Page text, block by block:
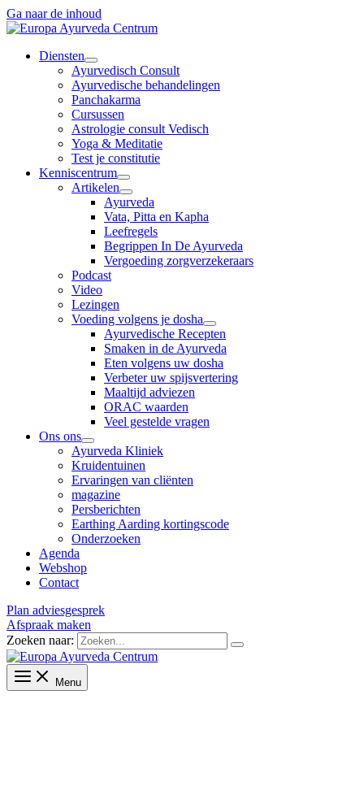
Ga naar de inhoud
Diensten
Ayurvedisch Consult
Ayurvedische behandelingen
Panchakarma
Cursussen
Astrologie consult Vedisch
Yoga & Meditatie
Test je constitutie
Kenniscentrum
Artikelen
Ayurveda
Vata, Pitta en Kapha
Leefregels
Begrippen In De Ayurveda
Vergoeding zorgverzekeraars
Podcast
Video
Lezingen
Voeding volgens je dosha
Ayurvedische Recepten
Smaken in de Ayurveda
Eten volgens uw dosha
Verbeter uw spijsvertering
Maaltijd adviezen
ORAC waarden
Veel gestelde vragen
Ons ons
Ayurveda Kliniek
Kruidentuinen
Ervaringen van cliënten
magazine
Persberichten
Earthing Aarding kortingscode
Onderzoeken
Agenda
Webshop
Contact
Plan adviesgesprek
Afspraak maken
Zoeken naar:
Menu